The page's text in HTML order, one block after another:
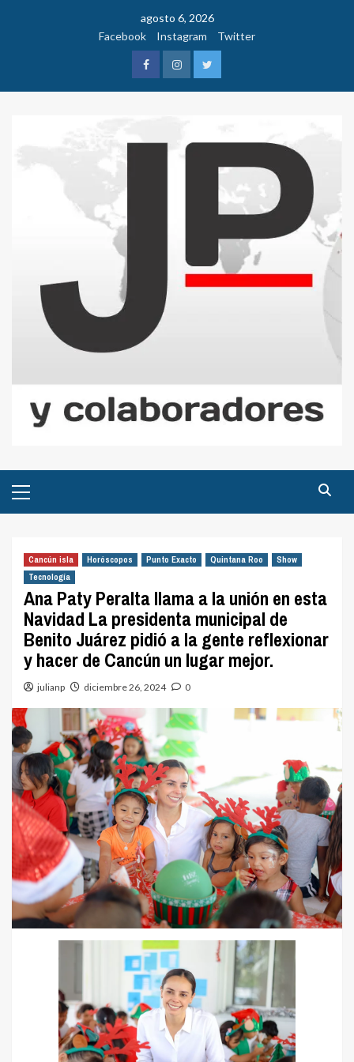
agosto 6, 2026
Facebook
Instagram Twitter
FacebookInstagramTwitter
principal
Cancún isla Horóscopos Punto Exacto Quintana Roo
Show
Tecnología
Ana Paty Peralta llama a la unión en esta
Navidad La presidenta municipal de
Benito Juárez pidió a la gente reflexionar
y hacer de Cancún un lugar mejor.
julianp diciembre 26, 2024 0